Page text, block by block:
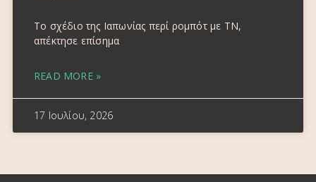
Το σχέδιο της Ιαπωνίας περί ρομπότ με ΤΝ,
απέκτησε επίσημα
READ MORE »
17 Ιουλίου, 2026